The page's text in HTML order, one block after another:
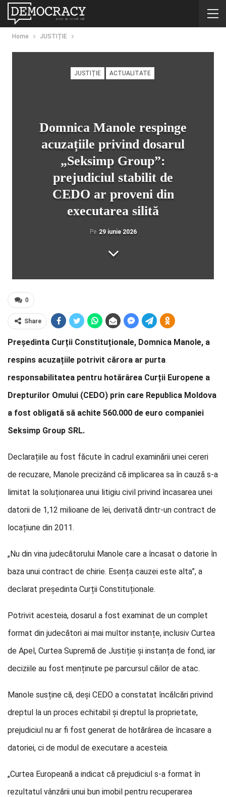
Home JUSTIȚIE
JUSTIȚIE ACTUALITATE
Domnica Manole respinge
acuzațiile privind dosarul
„Seksimp Group”:
prejudiciul stabilit de
CEDO ar proveni din
executarea silită
Pe 29 iunie 2026
0
Share
Președinta Curții Constituționale, Domnica Manole, a
respins acuzațiile potrivit cărora ar purta
responsabilitatea pentru hotărârea Curții Europene a
Drepturilor Omului (CEDO) prin care Republica Moldova
a fost obligată să achite 560.000 de euro companiei
Seksimp Group SRL.
Declarațiile au fost făcute în cadrul examinării unei cereri
de recuzare, Manole precizând că implicarea sa în cauză s-a
limitat la soluționarea unui litigiu civil privind încasarea unei
datorii de 1,12 milioane de lei, derivată dintr-un contract de
locațiune din 2011.
„Nu din vina judecătorului Manole care a încasat o datorie în
baza unui contract de chirie. Esența cauzei este alta”, a
declarat președinta Curții Constituționale.
Potrivit acesteia, dosarul a fost examinat de un complet
format din judecători ai mai multor instanțe, inclusiv Curtea
de Apel, Curtea Supremă de Justiție și instanța de fond, iar
deciziile au fost menținute pe parcursul căilor de atac.
Manole susține că, deși CEDO a constatat încălcări privind
dreptul la un proces echitabil și dreptul la proprietate,
prejudiciul nu ar fi fost generat de hotărârea de încasare a
datoriei, ci de modul de executare a acesteia.
„Curtea Europeană a indicat că prejudiciul s-a format în
rezultatul vânzării unui bun imobil pentru recuperarea